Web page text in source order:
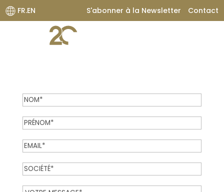
FR.EN S'abonner à la Newsletter Contact
Nom(Required)
Prénom(Required)
E-
mail
(Required)
Société(Required)
Message(Required)